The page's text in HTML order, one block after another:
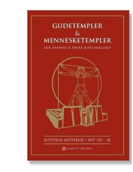
kr 425,00.